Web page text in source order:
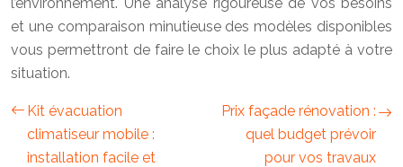
et une comparaison minutieuse des modèles disponibles
vous permettront de faire le choix le plus adapté à votre
situation.
Kit évacuation
climatiseur mobile :
installation facile et
Prix façade rénovation :
quel budget prévoir
pour vos travaux